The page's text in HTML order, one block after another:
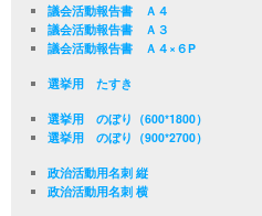
議会活動報告書 Ａ４
議会活動報告書 Ａ３
議会活動報告書 Ａ４×６P
選挙用 たすき
選挙用 のぼり（600*1800）
選挙用 のぼり（900*2700）
政治活動用名刺 縦
政治活動用名刺 横